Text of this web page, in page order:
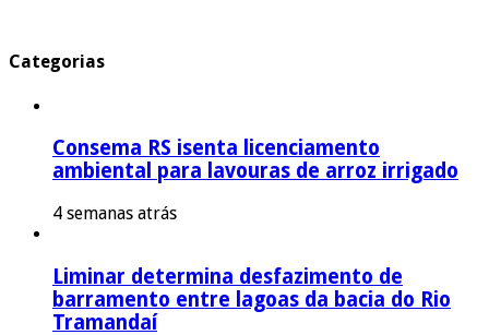
Categorias
Consema RS isenta licenciamento
ambiental para lavouras de arroz irrigado
4 semanas atrás
Liminar determina desfazimento de
barramento entre lagoas da bacia do Rio
Tramandaí